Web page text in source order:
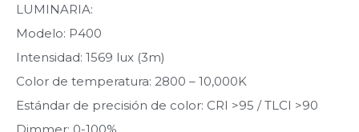
LUMINARIA:
Modelo: P400
Intensidad: 1569 lux (3m)
Color de temperatura: 2800 – 10,000K
Estándar de precisión de color: CRI >95 / TLCI >90